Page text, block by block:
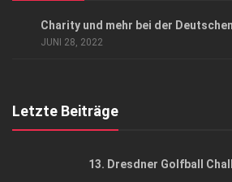
Charity und mehr bei der
JUNI 28, 2022
Letzte Beiträge
13. Dresdner Golfball